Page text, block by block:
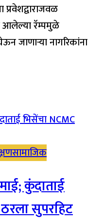
आलेल्या रॅम्पमुळे
जाणाऱ्या नागरिकांना
सामाजिक
कुंदाताई
सुपरहिट